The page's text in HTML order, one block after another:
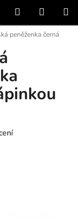
Hledat
KOŠÍK
peněženka černá